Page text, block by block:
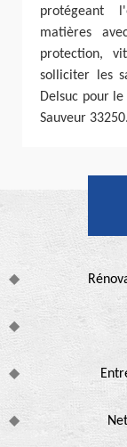
protégeant
matières
protection,
solliciter les
Delsuc pour
Sauveur 33250.